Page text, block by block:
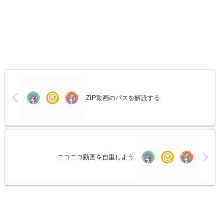
ZIP動画のパスを解読する
ニコニコ動画を自重しよう